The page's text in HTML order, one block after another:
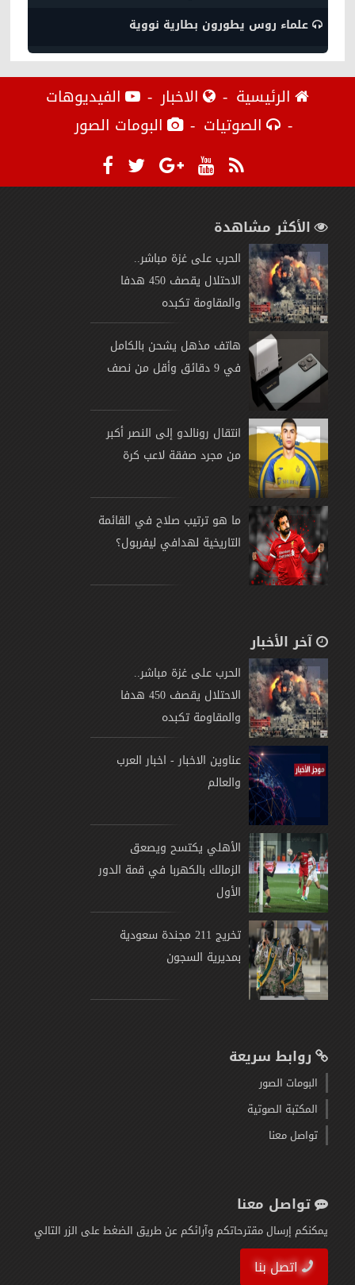
علماء روس يطورون بطارية نووية
الرئيسية الاخبار
الفيديوهات
الصوتيات
البومات الصور
الأكثر مشاهدة
الحرب على غزة مباشر..
الاحتلال يقصف 450 هدفا
والمقاومة تكبده
هاتف مذهل يشحن بالكامل
في 9 دقائق وأقل من نصف
انتقال رونالدو إلى النصر أكبر
من مجرد صفقة لاعب كرة
ما هو ترتيب صلاح في القائمة
التاريخية لهدافي ليفربول؟
آخر الأخبار
الحرب على غزة مباشر..
الاحتلال يقصف 450 هدفا
والمقاومة تكبده
عناوين الاخبار - اخبار العرب
والعالم
الأهلي يكتسح ويصعق
الزمالك بالكهربا في قمة الدور
الأول
تخريج 211 مجندة سعودية
بمديرية السجون
روابط سريعة
البومات الصور
المكتبة الصوتية
تواصل معنا
تواصل معنا
يمكنكم إرسال مقترحاتكم وآرائكم عن طريق الضغط على الزر التالي
اتصل بنا